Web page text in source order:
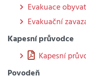
Evakuace
Evakuační
Kapesní průvodce
Kapesní
Povodeň